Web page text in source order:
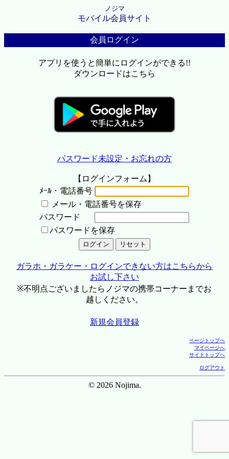
ノジマ
モバイル会員サイト
会員ログイン
アプリを使うと簡単にログインができる!!
ダウンロードはこちら
パスワード未設定・お忘れの方
【ログインフォーム】
ﾒｰﾙ・電話番号
メール・電話番号を保存
パスワード
パスワードを保存
ガラホ・ガラケー・ログインできない方はこちらから
お試し下さい
※不明点ございましたらノジマの携帯コーナーまでお
越しください。
新規会員登録
ページトップへ
マイページへ
サイトトップへ
ログアウト
© 2026 Nojima.